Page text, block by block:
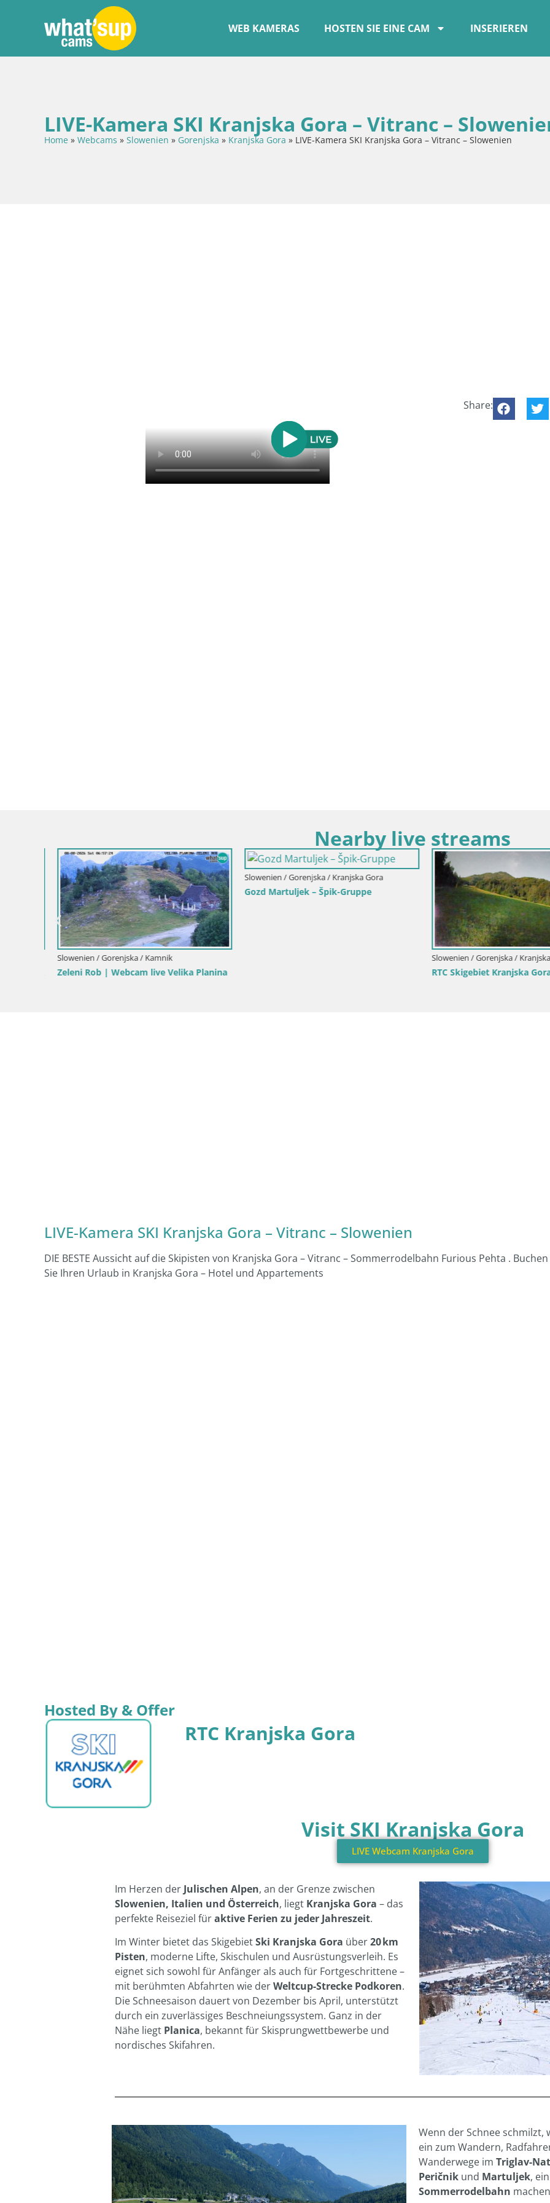
WEB KAMERAS HOSTEN SIE EINE CAM INSERIEREN
LIVE-Kamera SKI Kranjska Gora – Vitranc –
Home » Webcams » Slowenien » Gorenjska » Kranjska Gora » LIVE-Kamera SKI Kranjska Gora – Vitranc – Slowenien
Share:
Nearby live streams
Slowenien / Gorenjska / Kranjska Gora
Gozd Martuljek – Špik-Gruppe
Slowenien / Gorenjska / Kranjska
Skigebiet Kranjska Gora |
LIVE-Kamera SKI Kranjska Gora – Vitranc – Slowenien
DIE BESTE Aussicht auf die Skipisten von Kranjska Gora – Vitranc – Sommerrodelbahn Furious Pehta . Buchen
Sie Ihren Urlaub in Kranjska Gora – Hotel und Appartements
Hosted By & Offer
RTC Kranjska Gora
Visit SKI Kranjska Gora
LIVE Webcam Kranjska Gora
Im Herzen der Julischen Alpen, an der Grenze zwischen
Slowenien, Italien und Österreich, liegt Kranjska Gora – das
perfekte Reiseziel füraktive Ferien zu jeder Jahreszeit.
Im Winter bietet das SkigebietSki Kranjska Gora über20 km
Pisten, moderne Lifte, Skischulen und Ausrüstungsverleih. Es
eignet sich sowohl für Anfänger als auch für Fortgeschrittene –
mit berühmten Abfahrten wie derWeltcup-Strecke Podkoren.
Die Schneesaison dauert von Dezember bis April, unterstützt
durch ein zuverlässiges Beschneiungssystem. Ganz in der
Nähe liegt Planica, bekannt für Skisprungwettbewerbe und
nordisches Skifahren.
Wenn der Schnee schmilzt,
ein zum Wandern,
Wanderwege im Triglav-
Peričnik und Martuljek, ein
Sommerrodelbahn